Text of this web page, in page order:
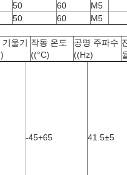
50 60 M5
50 60 M5
기울기 작동 온도
((°C)
공명 주파수
((Hz)
-45+65 41.5±5